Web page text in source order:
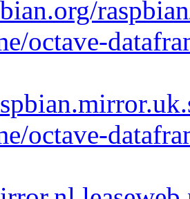
octave-
octave-